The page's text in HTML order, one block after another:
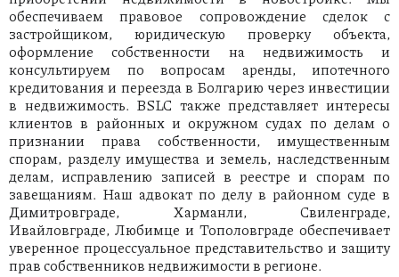
обеспечиваем правовое сопровождение сделок с
застройщиком, юридическую проверку объекта,
оформление собственности на недвижимость и
консультируем по вопросам аренды, ипотечного
кредитования и переезда в Болгарию через инвестиции
в недвижимость. BSLC также представляет интересы
клиентов в районных и окружном судах по делам о
признании права собственности, имущественным
спорам, разделу имущества и земель, наследственным
делам, исправлению записей в реестре и спорам по
завещаниям. Наш адвокат по делу в районном суде в
Димитровграде, Харманли, Свиленграде,
Ивайловграде, Любимце и Тополовграде обеспечивает
уверенное процессуальное представительство и защиту
прав собственников недвижимости в регионе.